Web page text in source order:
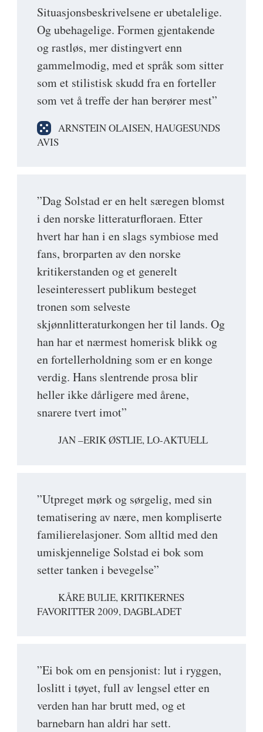
Situasjonsbeskrivelsene er ubetalelige.
Og ubehagelige. Formen gjentakende
og rastløs, mer distingvert enn
gammelmodig, med et språk som sitter
som et stilistisk skudd fra en forteller
som vet å treffe der han berører mest”
ARNSTEIN OLAISEN, HAUGESUNDS
AVIS
”Dag Solstad er en helt særegen blomst
i den norske litteraturfloraen. Etter
hvert har han i en slags symbiose med
fans, brorparten av den norske
kritikerstanden og et generelt
leseinteressert publikum besteget
tronen som selveste
skjønnlitteraturkongen her til lands. Og
han har et nærmest homerisk blikk og
en fortellerholdning som er en konge
verdig. Hans slentrende prosa blir
heller ikke dårligere med årene,
snarere tvert imot”
JAN –ERIK ØSTLIE, LO-AKTUELL
”Utpreget mørk og sørgelig, med sin
tematisering av nære, men kompliserte
familierelasjoner. Som alltid med den
umiskjennelige Solstad ei bok som
setter tanken i bevegelse”
KÅRE BULIE, KRITIKERNES
FAVORITTER 2009, DAGBLADET
”Ei bok om en pensjonist: lut i ryggen,
loslitt i tøyet, full av lengsel etter en
verden han har brutt med, og et
barnebarn han aldri har sett.